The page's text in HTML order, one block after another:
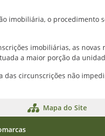
imobiliária, o procedimento
imobiliárias, as
a maior porção da
circunscrições não
Mapa do Site